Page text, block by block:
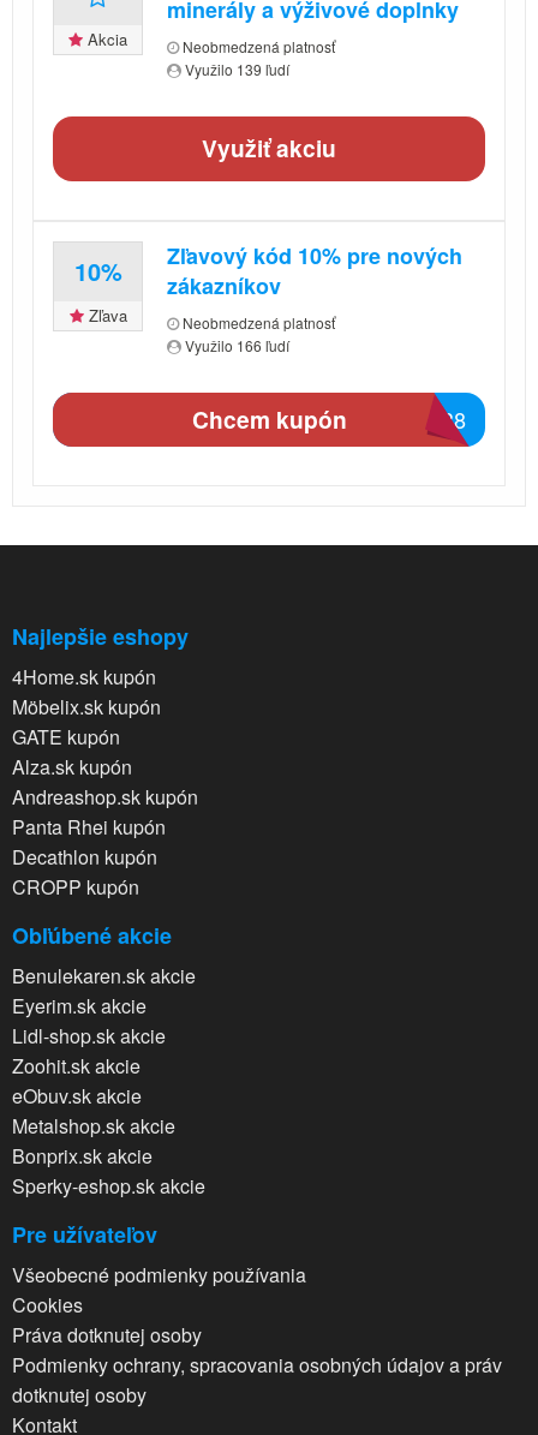
Akcia
minerály a výživové doplnky
Neobmedzená platnosť
Využilo 139 ľudí
Využiť akciu
10%
Zľava
Zľavový kód 10% pre nových
zákazníkov
Neobmedzená platnosť
Využilo 166 ľudí
2838
Chcem kupón
Najlepšie eshopy
4Home.sk kupón
Möbelix.sk kupón
GATE kupón
Alza.sk kupón
Andreashop.sk kupón
Panta Rhei kupón
Decathlon kupón
CROPP kupón
Obľúbené akcie
Benulekaren.sk akcie
Eyerim.sk akcie
Lidl-shop.sk akcie
Zoohit.sk akcie
eObuv.sk akcie
Metalshop.sk akcie
Bonprix.sk akcie
Sperky-eshop.sk akcie
Pre užívateľov
Všeobecné podmienky používania
Cookies
Práva dotknutej osoby
Podmienky ochrany, spracovania osobných údajov a práv
dotknutej osoby
Kontakt